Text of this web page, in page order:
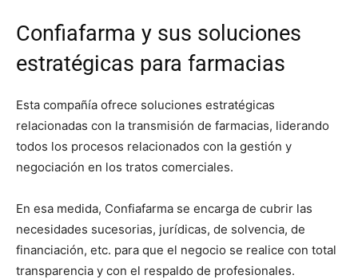
Confiafarma y sus soluciones
estratégicas para farmacias
Esta compañía ofrece soluciones estratégicas
relacionadas con la transmisión de farmacias, liderando
todos los procesos relacionados con la gestión y
negociación en los tratos comerciales.
En esa medida, Confiafarma se encarga de cubrir las
necesidades sucesorias, jurídicas, de solvencia, de
financiación, etc. para que el negocio se realice con total
transparencia y con el respaldo de profesionales.